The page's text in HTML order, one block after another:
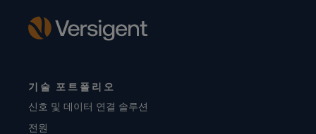
기술 포트폴리오
신호 및 데이터 연결 솔루션
전원